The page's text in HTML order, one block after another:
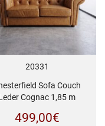
20331
Sofa Couch
Cognac 1,85 m
499,00€